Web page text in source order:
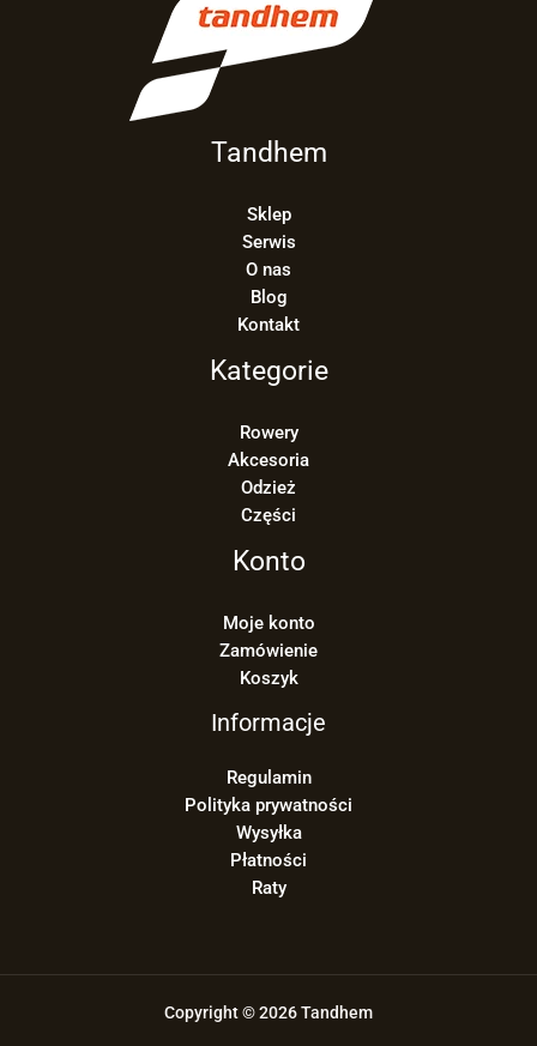
Tandhem
Sklep
Serwis
O nas
Blog
Kontakt
Kategorie
Rowery
Akcesoria
Odzież
Części
Konto
Moje konto
Zamówienie
Koszyk
Informacje
Regulamin
Polityka prywatności
Wysyłka
Płatności
Raty
Copyright © 2026 Tandhem